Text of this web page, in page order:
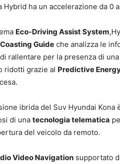
Hybrid ha un accelerazione da 0
Eco-Driving Assist System
Coasting Guide che analizza le
rallentare per la presenza di
ridotti grazie al Predictive
ibrida del Suv Hyundai Kona
di una tecnologia telematica
del veicolo da remoto.
Video Navigation supportato